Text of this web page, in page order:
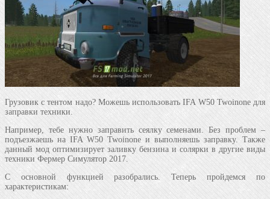
Грузовик с тентом надо? Можешь использовать IFA W50 Twoinone для
заправки техники.
Например, тебе нужно заправить сеялку семенами. Без проблем –
подъезжаешь на IFA W50 Twoinone и выполняешь заправку. Также
данный мод оптимизирует заливку бензина и солярки в другие виды
техники Фермер Симулятор 2017.
С основной функцией разобрались. Теперь пройдемся по
характеристикам: